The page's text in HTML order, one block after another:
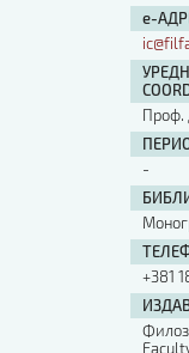
е-
Проф.
-
+381